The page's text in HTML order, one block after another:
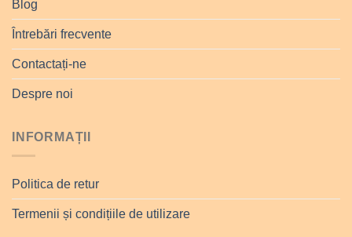
Blog
Întrebări frecvente
Contactați-ne
Despre noi
INFORMAȚII
Politica de retur
Termenii și condițiile de utilizare